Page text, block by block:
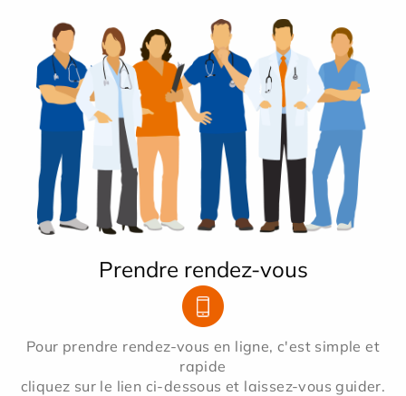
Prendre rendez-vous
Pour prendre rendez-vous en ligne, c'est simple et
rapide
cliquez sur le lien ci-dessous et laissez-vous guider.